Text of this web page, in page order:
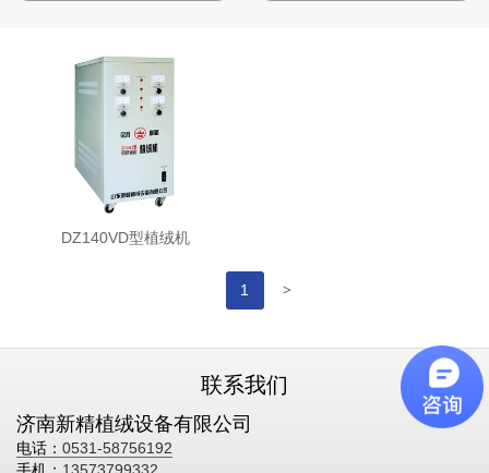
DZ140VD型植绒机
1 >
联系我们
济南新精植绒设备有限公司
电话： 0531-58756192
13573799332